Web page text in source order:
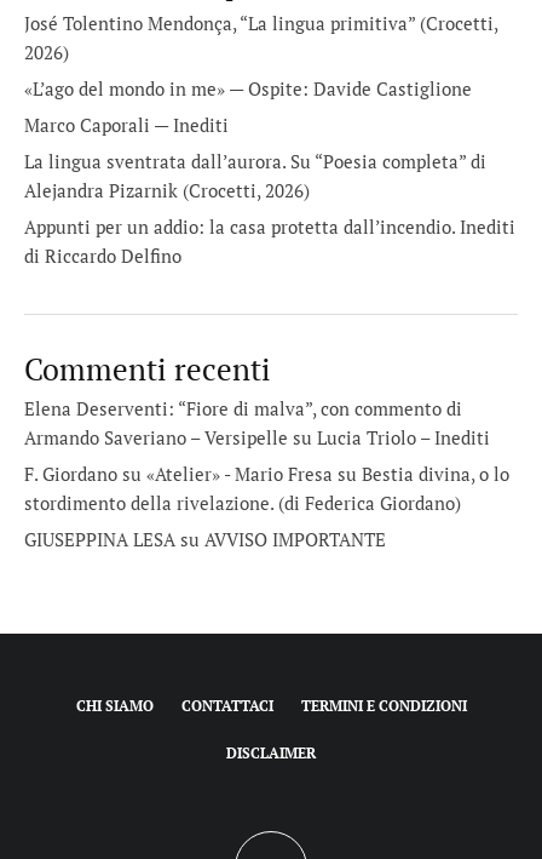
José Tolentino Mendonça, “La lingua primitiva” (Crocetti,
2026)
«L’ago del mondo in me» — Ospite: Davide Castiglione
Marco Caporali — Inediti
La lingua sventrata dall’aurora. Su “Poesia completa” di
Alejandra Pizarnik (Crocetti, 2026)
Appunti per un addio: la casa protetta dall’incendio. Inediti
di Riccardo Delfino
Commenti recenti
Elena Deserventi: “Fiore di malva”, con commento di
Armando Saveriano – Versipelle su Lucia Triolo – Inediti
F. Giordano su «Atelier» - Mario Fresa su Bestia divina, o lo
stordimento della rivelazione. (di Federica Giordano)
GIUSEPPINA LESAsu AVVISO IMPORTANTE
CHI SIAMO CONTATTACI TERMINI E CONDIZIONI
DISCLAIMER